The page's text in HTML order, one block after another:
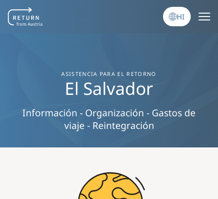
HI
ASISTENCIA PARA EL RETORNO
El Salvador
Información - Organización - Gastos de
viaje - Reintegración